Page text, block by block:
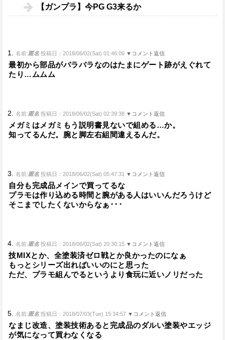
【ガンプラ】今PG G3来るか
1. 名前:匿名 投稿日：2018/06/02(Sat) 01:46:06 ▼コメント返信
最初から部品がバラバラなのはたまにゲート跡がえぐれて
たり…ムムム
2. 名前:匿名 投稿日：2018/06/02(Sat) 02:39:38 ▼コメント返信
メガミはメガミもう説明書見ないで組める…か。
知ってるんだ。腕と脚左右組間違えるんだ。
3. 名前:匿名 投稿日：2018/06/02(Sat) 05:47:31 ▼コメント返信
自分も完成品メインで買ってるな
プラモは作り込める時間と腕がある人はいいんだろうけど
そこまでしたくないからなぁ･･･
4. 名前:匿名 投稿日：2018/06/02(Sat) 20:30:15 ▼コメント返信
技MIXとか、全塗装済ゼロ戦とか良かったのになぁ
もっとシリーズ出ればいいのにと思った
ただ、プラモ組んでるというより食玩に近いノリだった
5. 名前:匿名 投稿日：2018/07/03(Tue) 15:34:57 ▼コメント返信
なまじ改造、塗装技術あると完成品のダルい塗装やエッジ
が気になって買わなくなる